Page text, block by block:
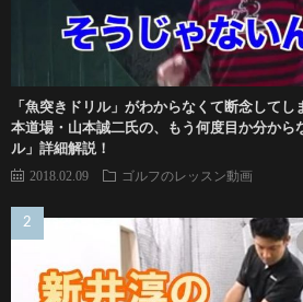
「魚突きドリル」がわからなくて断念してし
本道場・山本誠二氏の、もう何度目か分から
ル」詳細解説！
2018.02.09 ゴルフのレッスン動画